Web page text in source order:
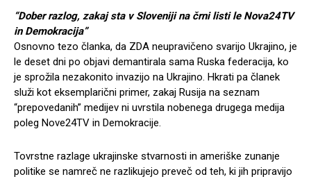
“Dober razlog, zakaj sta v Sloveniji na črni listi le Nova24TV
in Demokracija”
Osnovno tezo članka, da ZDA neupravičeno svarijo Ukrajino, je
le deset dni po objavi demantirala sama Ruska federacija, ko
je sprožila nezakonito invazijo na Ukrajino. Hkrati pa članek
služi kot eksemplarični primer, zakaj Rusija na seznam
“prepovedanih” medijev ni uvrstila nobenega drugega medija
poleg Nove24TV in Demokracije.
Tovrstne razlage ukrajinske stvarnosti in ameriške zunanje
politike se namreč ne razlikujejo preveč od teh, ki jih pripravijo